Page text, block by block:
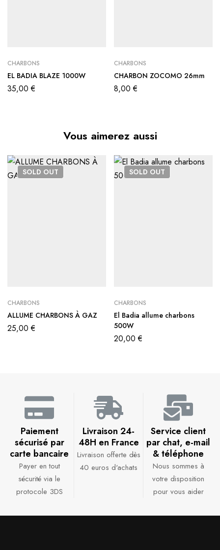
CHARBONS
EL BADIA BLAZE 1000W
35,00€
CHARBONS
CHARBON ZOCOMO 26mm
8,00€
Vous aimerez aussi
SOLD OUT
CHARBONS
ALLUME CHARBONS À GAZ
25,00€
SOLD OUT
CHARBONS
El Badia allume charbons
500W
20,00€
Paiement
sécurisé par
carte bancaire​
Payer en tout
sécurité via le
protocole 3DS
Livraison 24-
48H en France​
Livraison offerte dès
40 euros d'achats​
Service client
par chat, e-mail
& téléphone​
Nous sommes à
votre disposition
pour vous aider​